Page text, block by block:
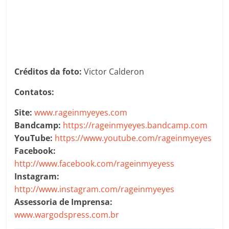
Créditos da foto:Victor Calderon
Contatos:
Site:www.rageinmyeyes.com
Bandcamp: https://rageinmyeyes.bandcamp.com
YouTube: https://www.youtube.com/rageinmyeyes
Facebook:
http://www.facebook.com/rageinmyeyess
Instagram:
http://www.instagram.com/rageinmyeyes
Assessoria de Imprensa:
www.wargodspress.com.br